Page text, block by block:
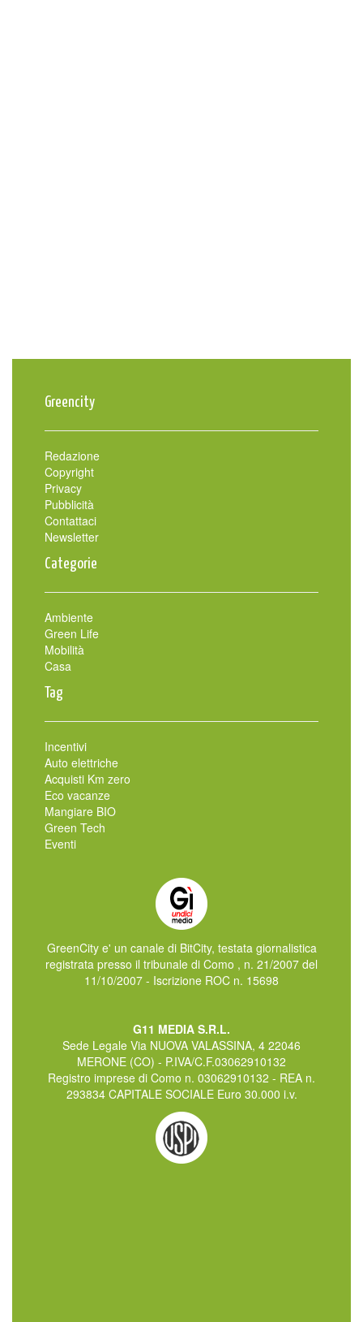
Greencity
Redazione
Copyright
Privacy
Pubblicità
Contattaci
Newsletter
Categorie
Ambiente
Green Life
Mobilità
Casa
Tag
Incentivi
Auto elettriche
Acquisti Km zero
Eco vacanze
Mangiare BIO
Green Tech
Eventi
GreenCity e' un canale di BitCity, testata giornalistica
registrata presso il tribunale di Como , n. 21/2007 del
11/10/2007 - Iscrizione ROC n. 15698
G11 MEDIA S.R.L.
Sede Legale Via NUOVA VALASSINA, 4 22046
MERONE (CO) - P.IVA/C.F.03062910132
Registro imprese di Como n. 03062910132 - REA n.
293834 CAPITALE SOCIALE Euro 30.000 i.v.